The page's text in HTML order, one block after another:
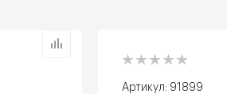
Артикул: 91899